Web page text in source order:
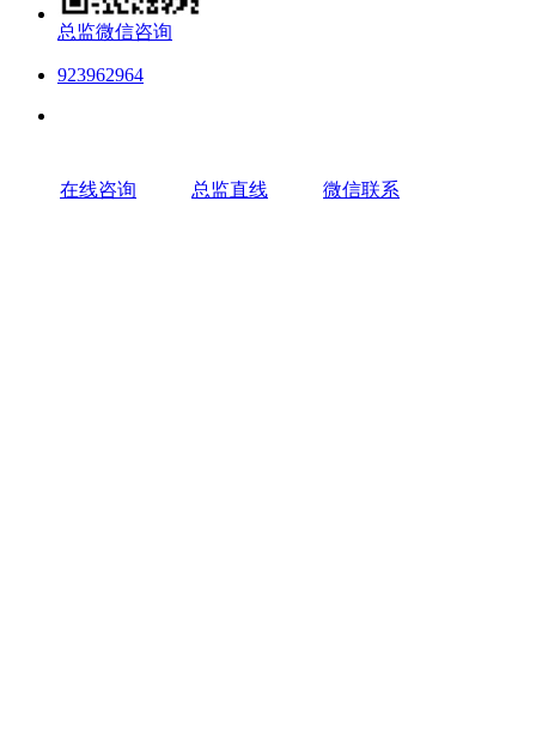
总监微信咨询
923962964
在线咨询 总监直线 微信联系